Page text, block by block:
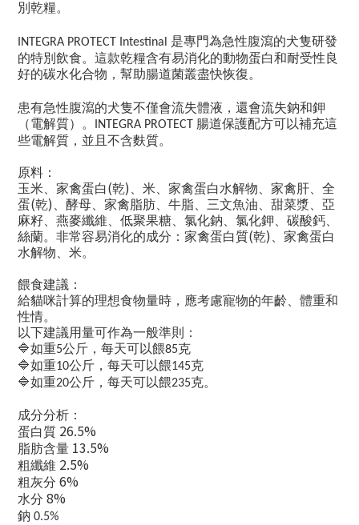
別乾糧。
INTEGRA PROTECT Intestinal 是專門為急性腹瀉的犬隻研發
的特別飲食。這款乾糧含有易消化的動物蛋白和耐受性良
好的碳水化合物，幫助腸道菌叢盡快恢復。
患有急性腹瀉的犬隻不僅會流失體液，還會流失鈉和鉀
（電解質）。 INTEGRA PROTECT 腸道保護配方可以補充這
些電解質，並且不含麩質。
原料：
玉米、家禽蛋白(乾) 、米、家禽蛋白水解物、家禽肝、全
蛋(乾) 、酵母、家禽脂肪、牛脂、三文魚油、甜菜漿、亞
麻籽、燕麥纖維、低聚果糖、氯化鈉、氯化鉀、碳酸鈣、
絲蘭。非常容易消化的成分：家禽蛋白質(乾) 、家禽蛋白
水解物、米。
餵食建議：
給貓咪計算的理想食物量時，應考慮寵物的年齡、體重和
性情。
以下建議用量可作為一般準則：
🔷如重5公斤，每天可以餵85克
🔷如重10公斤，每天可以餵145克
🔷如重20公斤，每天可以餵235克。
成分分析：
蛋白質 26.5%
脂肪含量 13.5%
粗纖維 2.5%
粗灰分 6%
水分 8%
鈉 0.5%